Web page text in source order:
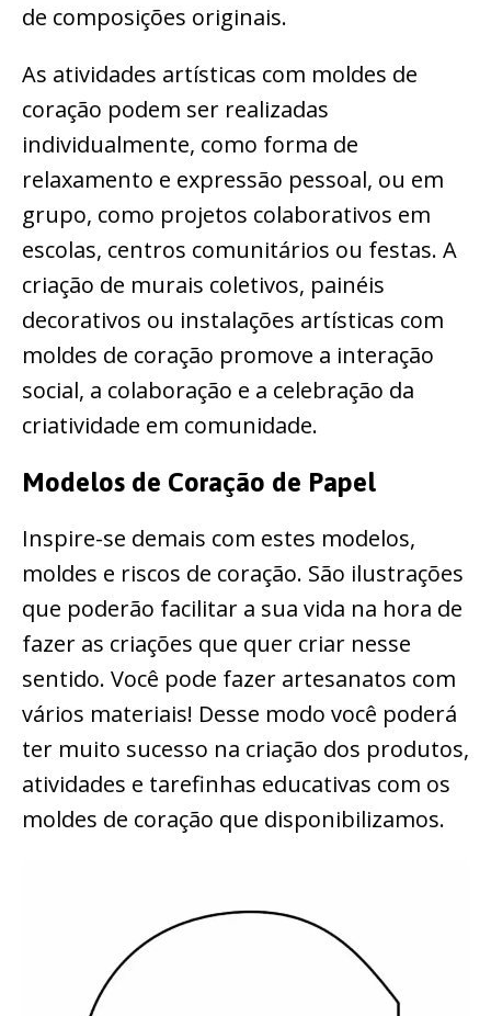
de composições originais.
As atividades artísticas com moldes de
coração podem ser realizadas
individualmente, como forma de
relaxamento e expressão pessoal, ou em
grupo, como projetos colaborativos em
escolas, centros comunitários ou festas. A
criação de murais coletivos, painéis
decorativos ou instalações artísticas com
moldes de coração promove a interação
social, a colaboração e a celebração da
criatividade em comunidade.
Modelos de Coração de Papel
Inspire-se demais com estes modelos,
moldes e riscos de coração. São ilustrações
que poderão facilitar a sua vida na hora de
fazer as criações que quer criar nesse
sentido. Você pode fazer artesanatos com
vários materiais! Desse modo você poderá
ter muito sucesso na criação dos produtos,
atividades e tarefinhas educativas com os
moldes de coração que disponibilizamos.